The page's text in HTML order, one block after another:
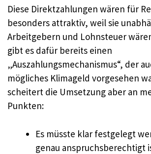
Diese Direktzahlungen wären für
besonders attraktiv, weil sie
Arbeitgebern und Lohnsteuer
gibt es dafür bereits einen
„Auszahlungsmechanismus“, der
mögliches Klimageld vorgesehen
scheitert die Umsetzung aber an
Punkten:
Es müsste klar festgelegt
genau anspruchsberechtigt